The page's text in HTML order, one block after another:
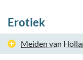
Erotiek
Meiden van